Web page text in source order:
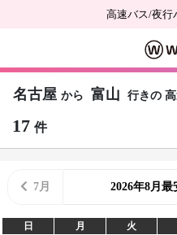
高速バス/夜行
名古屋 から 富山 行きの
17 件
7月 2026年8月
日 月 火